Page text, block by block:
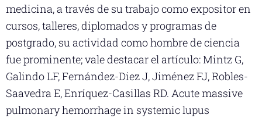
medicina, a través de su trabajo como expositor en
cursos, talleres, diplomados y programas de
postgrado, su actividad como hombre de ciencia
fue prominente; vale destacar el artículo: Mintz G,
Galindo LF, Fernández-Diez J, Jiménez FJ, Robles-
Saavedra E, Enríquez-Casillas RD. Acute massive
pulmonary hemorrhage in systemic lupus